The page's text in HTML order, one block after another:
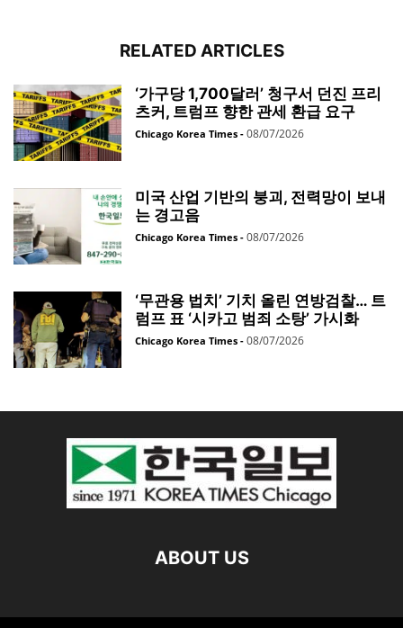
RELATED ARTICLES
‘가구당 1,700달러’ 청구서 던진 프리
츠커, 트럼프 향한 관세 환급 요구
Chicago Korea Times - 08/07/2026
미국 산업 기반의 붕괴, 전력망이 보내
는 경고음
Chicago Korea Times - 08/07/2026
‘무관용 법치’ 기치 올린 연방검찰… 트
럼프 표 ‘시카고 범죄 소탕’ 가시화
Chicago Korea Times - 08/07/2026
ABOUT US